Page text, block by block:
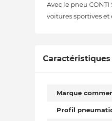
Avec le pneu
voitures sportives et
Caractéristiques
Marque
Profil